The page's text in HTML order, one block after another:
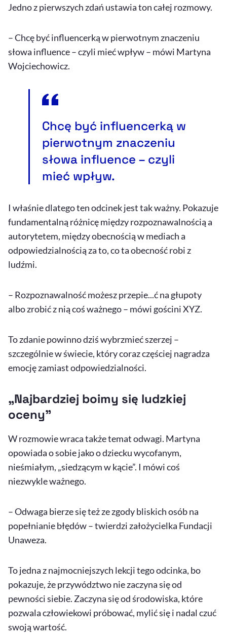
Jedno z pierwszych zdań ustawia ton całej rozmowy.
– Chcę być influencerką w pierwotnym znaczeniu
słowa influence – czyli mieć wpływ – mówi Martyna
Wojciechowicz.
Chcę być influencerką w
pierwotnym znaczeniu
słowa influence – czyli
mieć wpływ.
I właśnie dlatego ten odcinek jest tak ważny. Pokazuje
fundamentalną różnicę między rozpoznawalnością a
autorytetem, między obecnością w mediach a
odpowiedzialnością za to, co ta obecność robi z
ludźmi.
– Rozpoznawalność możesz przepie...ć na głupoty
albo zrobić z nią coś ważnego – mówi gościni XYZ.
To zdanie powinno dziś wybrzmieć szerzej –
szczególnie w świecie, który coraz częściej nagradza
emocję zamiast odpowiedzialności.
„Najbardziej boimy się ludzkiej
oceny”
W rozmowie wraca także temat odwagi. Martyna
opowiada o sobie jako o dziecku wycofanym,
nieśmiałym, „siedzącym w kącie”. I mówi coś
niezwykle ważnego.
– Odwaga bierze się też ze zgody bliskich osób na
popełnianie błędów – twierdzi założycielka Fundacji
Unaweza.
To jedna z najmocniejszych lekcji tego odcinka, bo
pokazuje, że przywództwo nie zaczyna się od
pewności siebie. Zaczyna się od środowiska, które
pozwala człowiekowi próbować, mylić się i nadal czuć
swoją wartość.